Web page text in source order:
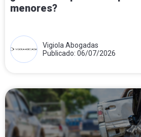
menores?
Vigiola Abogadas
Publicado: 06/07/2026